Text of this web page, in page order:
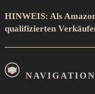
HINWEIS: Als
qualifizierten
NAVIGATION